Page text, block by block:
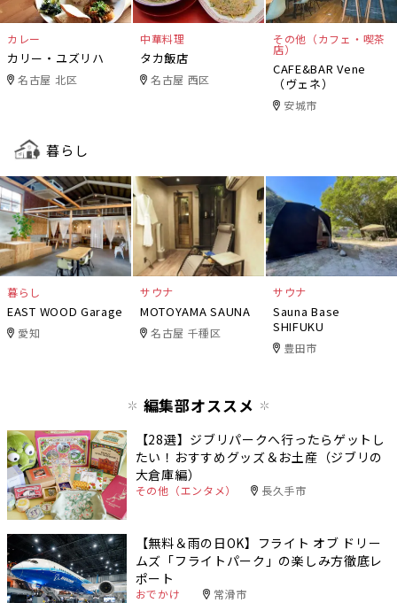
カレー
カリー・ユズリハ
名古屋 北区
中華料理
タカ飯店
名古屋 西区
その他（カフェ・喫茶
店）
CAFE&BAR Vene
（ヴェネ）
安城市
暮らし
暮らし
EAST WOOD Garage
愛知
サウナ
MOTOYAMA SAUNA
名古屋 千種区
サウナ
Sauna Base
SHIFUKU
豊田市
編集部オススメ
【28選】ジブリパークへ行ったらゲットし
たい！おすすめグッズ＆お土産（ジブリの
大倉庫編）
その他（エンタメ） 長久手市
【無料＆雨の日OK】フライト オブ ドリー
ムズ「フライトパーク」の楽しみ方徹底レ
ポート
おでかけ 常滑市